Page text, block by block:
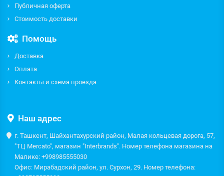
Публичная оферта
Стоимость доставки
Помощь
Доставка
Оплата
Контакты и схема проезда
Наш адрес
г. Ташкент, Шайхантахурский район, Малая кольцевая дорога, 57,
"ТЦ Mercato", магазин "Interbrands". Номер телефона магазина на
Малике: +998985555030
Офис: Мирабадский район, ул. Сурхон, 29. Номер телефона: